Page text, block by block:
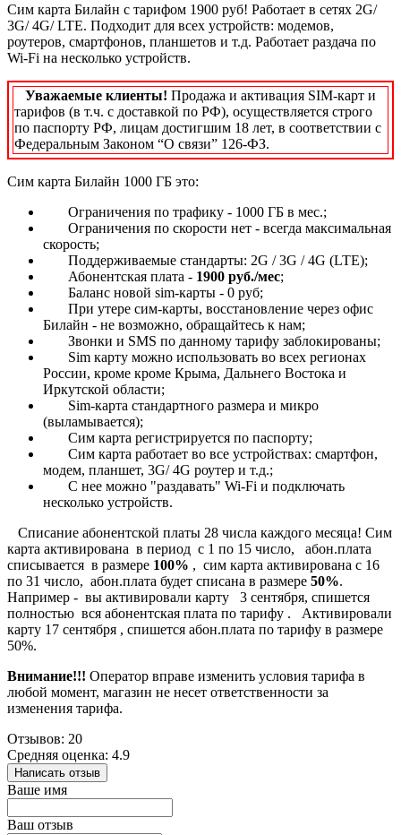
Сим карта Билайн с тарифом 1900 руб! Работает в сетях 2G/
3G/ 4G/ LTE. Подходит для всех устройств: модемов,
роутеров, смартфонов, планшетов и т.д. Работает раздача по
Wi-Fi на несколько устройств.
Уважаемые клиенты! Продажа и активация SIM-карт и
тарифов (в т.ч. с доставкой по РФ), осуществляется строго
по паспорту РФ, лицам достигшим 18 лет, в соответствии с
Федеральным Законом “О связи” 126-ФЗ.
Сим карта Билайн 1000 ГБ это:
Ограничения по трафику - 1000 ГБ в мес.;
Ограничения по скорости нет - всегда максимальная
скорость;
Поддерживаемые стандарты: 2G / 3G / 4G (LTE);
Абонентская плата - 1900 руб./мес;
Баланс новой sim-карты - 0 руб;
При утере сим-карты, восстановление через офис
Билайн - не возможно, обращайтесь к нам;
Звонки и SMS по данному тарифу заблокированы;
Sim карту можно использовать во всех регионах
России, кроме кроме Крыма, Дальнего Востока и
Иркутской области;
Sim-карта стандартного размера и микро
(выламывается);
Сим карта регистрируется по паспорту;
Сим карта работает во все устройствах: смартфон,
модем, планшет, 3G/ 4G роутер и т.д.;
С нее можно "раздавать" Wi-Fi и подключать
несколько устройств.
Списание абонентской платы 28 числа каждого месяца! Сим
карта активирована в период с 1 по 15 число, абон.плата
списывается в размере 100% , сим карта активирована с 16
по 31 число, абон.плата будет списана в размере 50%.
Например - вы активировали карту 3 сентября, спишется
полностью вся абонентская плата по тарифу . Активировали
карту 17 сентября , спишется абон.плата по тарифу в размере
50%.
Внимание!!! Оператор вправе изменить условия тарифа в
любой момент, магазин не несет ответственности за
изменения тарифа.
Отзывов: 20
Средняя оценка: 4.9
Написать отзыв
Ваше имя
Ваш отзыв